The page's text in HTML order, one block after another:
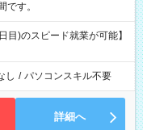
間です。
目)のスピード就業が可能】
し / パソコンスキル不要
詳細へ